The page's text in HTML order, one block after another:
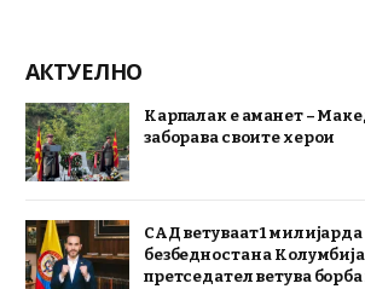
АКТУЕЛНО
Карпалак е аманет –
заборава своите херои
САД ветуваат 1
безбедноста на
претседател ветува